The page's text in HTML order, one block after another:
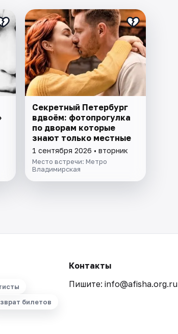
Секретный Петербург
вдвоём: фотопрогулка
по дворам которые
знают только местные
1 сентября 2026 • вторник
Место встречи: Метро
Владимирская
билетов
Контакты
Пишите: info@afisha.org.ru